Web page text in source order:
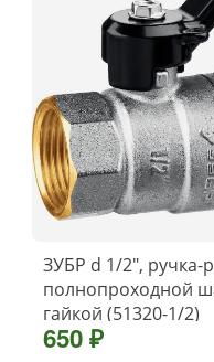
ЗУБР d 1/2″, ручка-
полнопроходной
гайкой (51320-1/2)
650 ₽